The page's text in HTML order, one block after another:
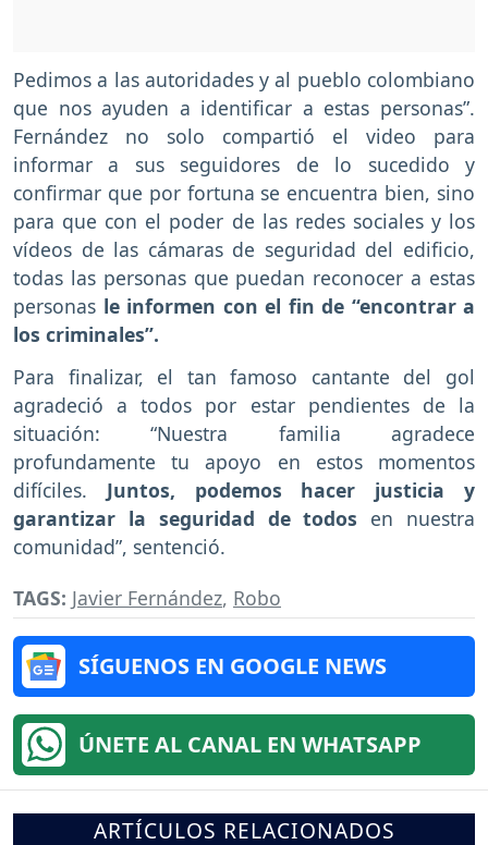
Pedimos a las autoridades y al pueblo colombiano
que nos ayuden a identificar a estas personas”.
Fernández no solo compartió el video para
informar a sus seguidores de lo sucedido y
confirmar que por fortuna se encuentra bien, sino
para que con el poder de las redes sociales y los
vídeos de las cámaras de seguridad del edificio,
todas las personas que puedan reconocer a estas
personas le informen con el fin de “encontrar a
los criminales”.
Para finalizar, el tan famoso cantante del gol
agradeció a todos por estar pendientes de la
situación: “Nuestra familia agradece
profundamente tu apoyo en estos momentos
difíciles. Juntos, podemos hacer justicia y
garantizar la seguridad de todos en nuestra
comunidad”, sentenció.
TAGS: Javier Fernández, Robo
SÍGUENOS EN GOOGLE NEWS
ÚNETE AL CANAL EN WHATSAPP
ARTÍCULOS RELACIONADOS